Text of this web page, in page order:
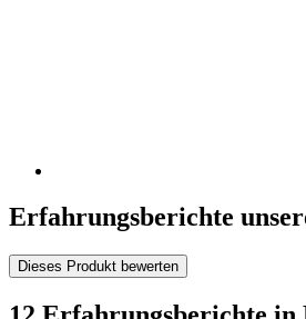
Erfahrungsberichte
Dieses Produkt bewerten